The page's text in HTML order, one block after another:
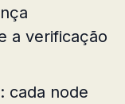
a verificação
: cada node